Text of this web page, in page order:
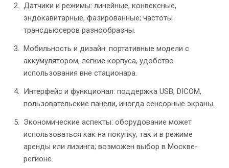
Датчики и режимы: линейные, конвексные,
эндокавитарные, фазированные; частоты
трансдьюсеров разнообразны.
Мобильность и дизайн: портативные модели с
аккумулятором, лёгкие корпуса, удобство
использования вне стационара.
Интерфейс и функционал: поддержка USB, DICOM,
пользовательские панели, иногда сенсорные экраны.
Экономические аспекты: оборудование может
использоваться как на покупку, так и в режиме
аренды или лизинга; возможен выбор в Москве-
регионе.